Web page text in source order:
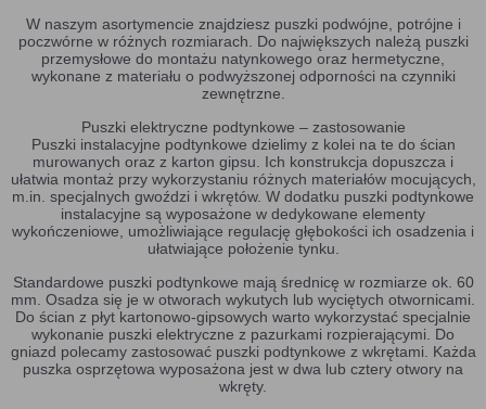
W naszym asortymencie znajdziesz puszki podwójne, potrójne i
poczwórne w różnych rozmiarach. Do największych należą puszki
przemysłowe do montażu natynkowego oraz hermetyczne,
wykonane z materiału o podwyższonej odporności na czynniki
zewnętrzne.
Puszki elektryczne podtynkowe – zastosowanie
Puszki instalacyjne podtynkowe dzielimy z kolei na te do ścian
murowanych oraz z karton gipsu. Ich konstrukcja dopuszcza i
ułatwia montaż przy wykorzystaniu różnych materiałów mocujących,
m.in. specjalnych gwoździ i wkrętów. W dodatku puszki podtynkowe
instalacyjne są wyposażone w dedykowane elementy
wykończeniowe, umożliwiające regulację głębokości ich osadzenia i
ułatwiające położenie tynku.
Standardowe puszki podtynkowe mają średnicę w rozmiarze ok. 60
mm. Osadza się je w otworach wykutych lub wyciętych otwornicami.
Do ścian z płyt kartonowo-gipsowych warto wykorzystać specjalnie
wykonanie puszki elektryczne z pazurkami rozpierającymi. Do
gniazd polecamy zastosować puszki podtynkowe z wkrętami. Każda
puszka osprzętowa wyposażona jest w dwa lub cztery otwory na
wkręty.